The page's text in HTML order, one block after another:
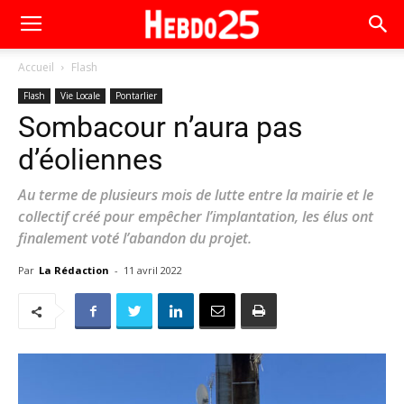
Accueil Flash
Flash Vie Locale Pontarlier
Sombacour n’aura pas
d’éoliennes
Au terme de plusieurs mois de lutte entre la mairie et le
collectif créé pour empêcher l’implantation, les élus ont
finalement voté l’abandon du projet.
Par La Rédaction - 11 avril 2022